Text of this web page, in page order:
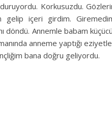
Korkusuzdu.
gelip içeri girdim.
döndü. Annemle babam
anneme yaptığı
bana doğru geliyordu.